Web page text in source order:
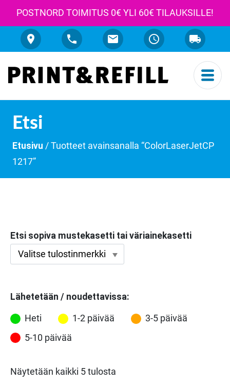
POSTNORD TOIMITUS 0€ YLI 60€ TILAUKSILLE!
Etsi
Etusivu / Tuotteet avainsanalla “ColorLaserJetCP
1217”
Etsi sopiva mustekasetti tai väriainekasetti
Lähetetään / noudettavissa:
Heti 1-2 päivää
3-5 päivää
5-10 päivää
Näytetään kaikki 5 tulosta